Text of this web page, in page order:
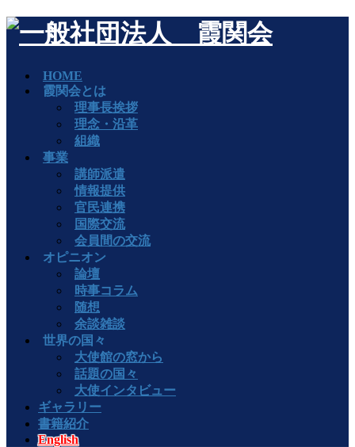
HOME
霞関会とは
理事長挨拶
理念・沿革
組織
事業
講師派遣
情報提供
官民連携
国際交流
会員間の交流
オピニオン
論壇
時事コラム
随想
余談雑談
世界の国々
大使館の窓から
話題の国々
大使インタビュー
ギャラリー
書籍紹介
English